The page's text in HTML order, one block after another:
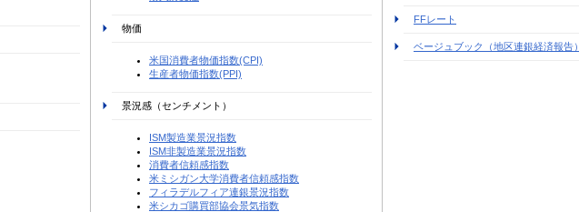
物価
米国消費者物価指数(CPI)
生産者物価指数(PPI)
景況感（センチメント）
ISM製造業景況指数
ISM非製造業景況指数
消費者信頼感指数
米ミシガン大学消費者信頼感指数
フィラデルフィア連銀景況指数
米シカゴ購買部協会景気指数
FFレート
ベージュブック（地区連銀経済報告）